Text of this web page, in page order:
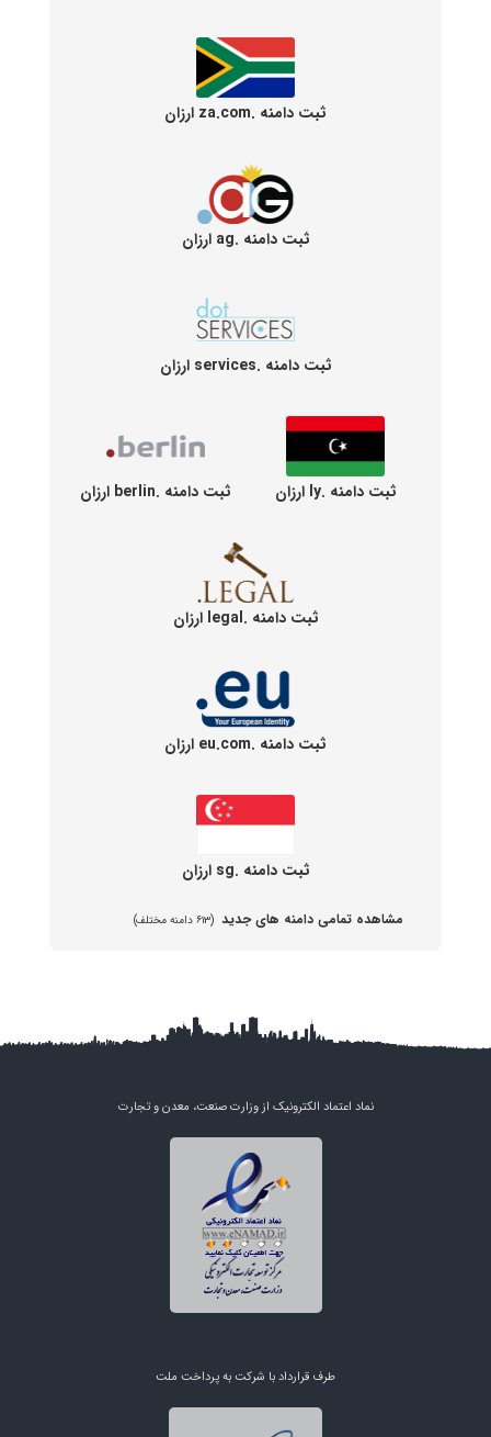
ثبت دامنه .za.com ارزان
ثبت دامنه .ag ارزان
ثبت دامنه .services ارزان
ثبت دامنه .ly ارزان ثبت دامنه .berlin ارزان
ثبت دامنه .legal ارزان
ثبت دامنه .eu.com ارزان
ثبت دامنه .sg ارزان
مشاهده تمامی دامنه های جدید (۶۱۳ دامنه مختلف)
نماد اعتماد الکترونیک از وزارت صنعت، معدن و تجارت
طرف قرارداد با شرکت به پرداخت ملت